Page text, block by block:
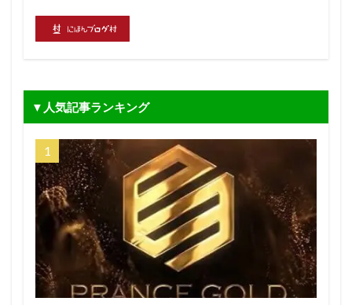
▼人気記事ランキング